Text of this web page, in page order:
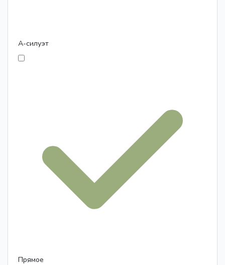
А-силуэт
Прямое